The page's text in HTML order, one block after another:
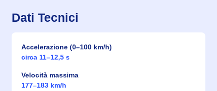
Dati Tecnici
Accelerazione (0–100 km/h)
circa 11–12,5 s
Velocità massima
177–183 km/h